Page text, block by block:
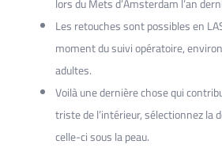
Les retouches sont possibles en
moment du suivi opératoire,
adultes.
Voilà une dernière chose qui
triste de l’intérieur, sélectionnez la
celle-ci sous la peau.